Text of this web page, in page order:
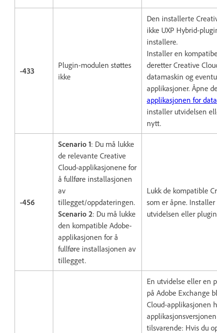
-433
Plugin-modulen støttes
ikke
Den installerte
ikke UXP Hybrid-
installere.
Installer en
deretter Creative
datamaskin og
applikasjoner. Åpne
applikasjonen for
installer utvidelsen
nytt.
-456
Scenario 1: Du må lukke
de relevante Creative
Cloud-applikasjonene for
å fullføre installasjonen
av
tillegget/oppdateringen.
Scenario 2: Du må lukke
den kompatible Adobe-
applikasjonen for å
fullføre installasjonen av
tillegget.
Lukk de kompatible
som er åpne.
utvidelsen eller
En utvidelse eller en
på Adobe Exchange
Cloud-applikasjonen
tilsvarende: Hvis du